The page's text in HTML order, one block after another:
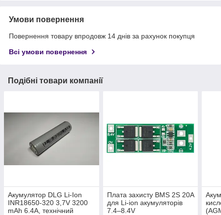
Умови повернення
Повернення товару впродовж 14 днів за рахунок покупця
Всі умови повернення
Подібні товари компанії
Акумулятор DLG Li-Ion
INR18650-320 3,7V 3200
mAh 6.4A, технічний
Плата захисту BMS 2S 20A
для Li-ion акумуляторів
7.4–8.4V